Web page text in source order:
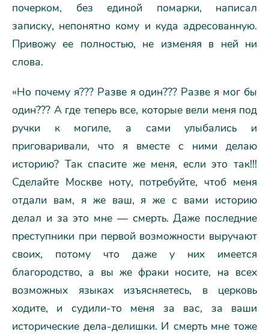
почерком, без единой помарки, написал
записку, непонятно кому и куда адресованную.
Привожу ее полностью, не изменяя в ней ни
слова.
«Но почему я??? Разве я один??? Разве я мог бы
один??? А где теперь все, которые вели меня под
ручки к могиле, а сами улыбались и
приговаривали, что я вместе с ними делаю
историю? Так спасите же меня, если это так!!!
Сделайте Москве ноту, потребуйте, чтоб меня
отдали вам, я же ваш, я же с вами историю
делал и за это мне — смерть. Даже последние
преступники при первой возможности выручают
своих, потому что даже у них имеется
благородство, а вы же фраки носите, на всех
возможных языках изъясняетесь, в церковь
ходите, и судили-то меня за вас, за ваши
исторические дела-делишки. И смерть мне тоже